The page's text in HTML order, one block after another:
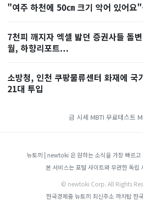
"여주 하천에 50㎝ 크기 악어 있어
7천피 깨지자 엑셀 밟던 증권사들
월, 하향리포트...
소방청, 인천 쿠팡물류센터 화재에
21대 투입
금 시세 MBTI 무료테스트
뉴토끼 | newtoki 은 원하는 소식을 가장 빠르고
본 서비스는 포털 사이트와 무관한 독립
© newtoki Corp. All Rights
한국경제줌뉴토끼 최신주소 까치탑한